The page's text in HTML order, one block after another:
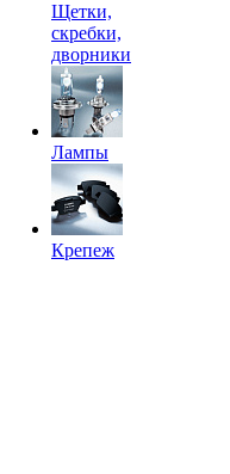
Щетки,
скребки,
дворники
Лампы
Крепеж